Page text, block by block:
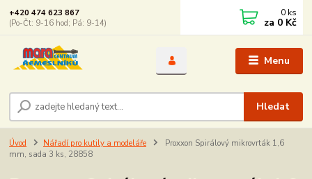
Menu
Hledat
+420 474 623 867
(Po-Čt: 9-16 hod; Pá: 9-14)
0 ks
za 0 Kč
Úvod Nářadí pro kutily a modeláře
Proxxon Spirálový mikrovrták 1,6
mm, sada 3 ks, 28858